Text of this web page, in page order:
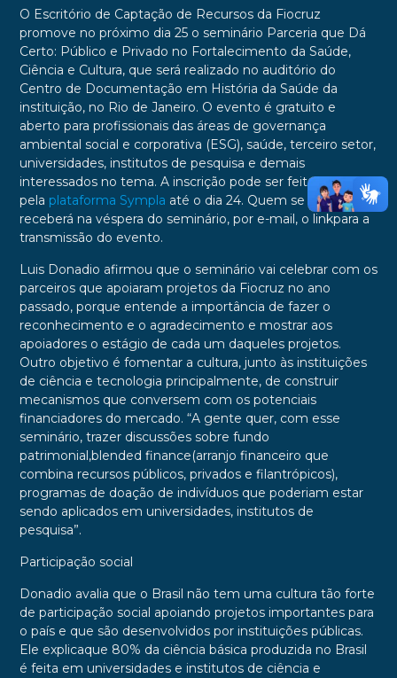
O Escritório de Captação de Recursos da Fiocruz
promove no próximo dia 25 o seminário Parceria que Dá
Certo: Público e Privado no Fortalecimento da Saúde,
Ciência e Cultura, que será realizado no auditório do
Centro de Documentação em História da Saúde da
instituição, no Rio de Janeiro. O evento é gratuito e
aberto para profissionais das áreas de governança
ambiental social e corporativa (ESG), saúde, terceiro setor,
universidades, institutos de pesquisa e demais
interessados no tema. A inscrição pode ser feita
pela plataforma Sympla até o dia 24. Quem se inscrever
receberá na véspera do seminário, por e-mail, o linkpara a
transmissão do evento.
Luis Donadio afirmou que o seminário vai celebrar com os
parceiros que apoiaram projetos da Fiocruz no ano
passado, porque entende a importância de fazer o
reconhecimento e o agradecimento e mostrar aos
apoiadores o estágio de cada um daqueles projetos.
Outro objetivo é fomentar a cultura, junto às instituições
de ciência e tecnologia principalmente, de construir
mecanismos que conversem com os potenciais
financiadores do mercado. “A gente quer, com esse
seminário, trazer discussões sobre fundo
patrimonial,blended finance(arranjo financeiro que
combina recursos públicos, privados e filantrópicos),
programas de doação de indivíduos que poderiam estar
sendo aplicados em universidades, institutos de
pesquisa”.
Participação social
Donadio avalia que o Brasil não tem uma cultura tão forte
de participação social apoiando projetos importantes para
o país e que são desenvolvidos por instituições públicas.
Ele explicaque 80% da ciência básica produzida no Brasil
é feita em universidades e institutos de ciência e